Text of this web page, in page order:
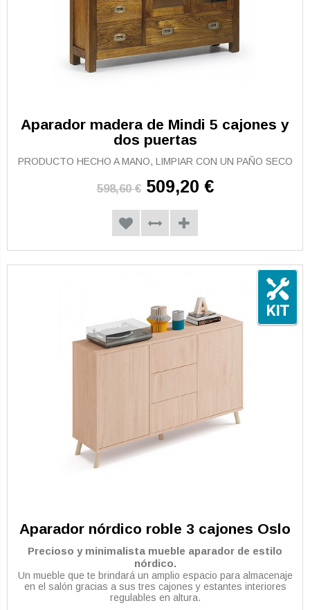
Aparador madera de Mindi 5 cajones y
dos puertas
PRODUCTO HECHO A MANO, LIMPIAR CON UN PAÑO SECO
598,60 € 509,20 €
Aparador nórdico roble 3 cajones Oslo
Precioso y minimalista mueble aparador de estilo
nórdico.
Un mueble que te brindará un amplio espacio para almacenaje
en el salón gracias a sus tres cajones y estantes interiores
regulables en altura.